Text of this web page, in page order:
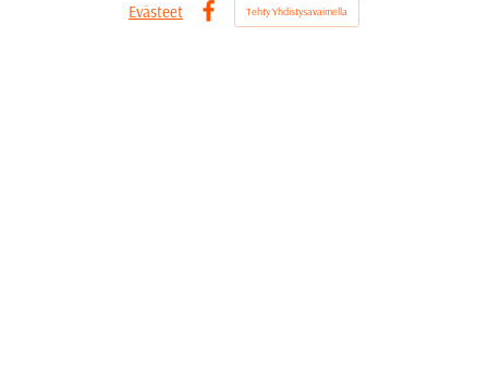
Evästeet
Facebook
Tehty Yhdistysavaimella